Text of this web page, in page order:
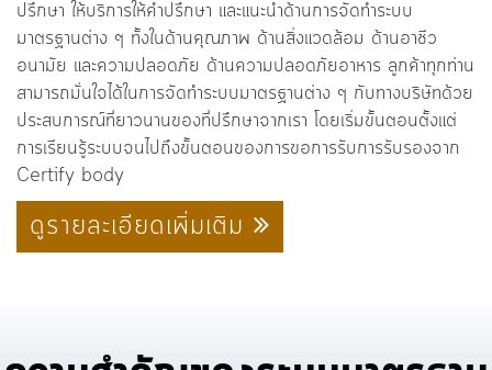
ปรึกษา ให้บริการให้คำปรึกษา และแนะนำด้านการจัดทำระบบ
มาตรฐานต่าง ๆ ทั้งในด้านคุณภาพ ด้านสิ่งแวดล้อม ด้านอาชีว
อนามัย และความปลอดภัย ด้านความปลอดภัยอาหาร ลูกค้าทุกท่าน
สามารถมั่นใจได้ในการจัดทำระบบมาตรฐานต่าง ๆ กับทางบริษัทด้วย
ประสบการณ์ที่ยาวนานของที่ปรึกษาจากเรา โดยเริ่มขั้นตอนตั้งแต่
การเรียนรู้ระบบจนไปถึงขั้นตอนของการขอการรับการรับรองจาก
Certify body
ดูรายละเอียดเพิ่มเติม